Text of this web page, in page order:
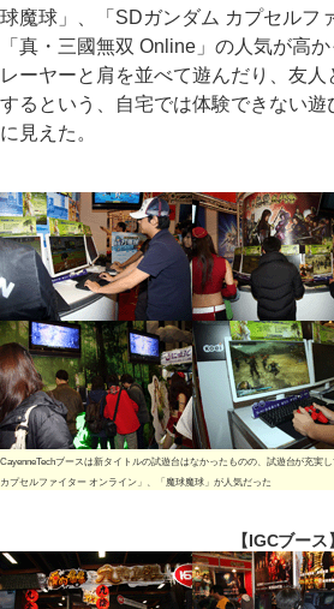
球魔球」、「SDガンダム カプセルフ
「真・三國無双 Online」の人気が高
レーヤーと肩を並べて遊んだり、友人
するという、自宅では体験できない遊
に見えた。
CayenneTechブースは新タイトルの試遊台はなかったものの、試遊台が充実
カプセルファイター オンライン」、「魔球魔球」が人気だった
【IGCブース